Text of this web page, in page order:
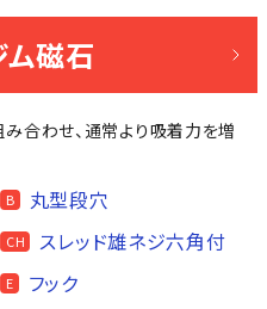
ム磁石
み合わせ、通常より吸着力を増
B 丸型段穴
CH スレッド雄ネジ六角付
E フック